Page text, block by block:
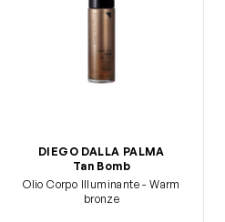
DIEGO DALLA PALMA
Tan Bomb
Olio Corpo Illuminante - Warm
bronze